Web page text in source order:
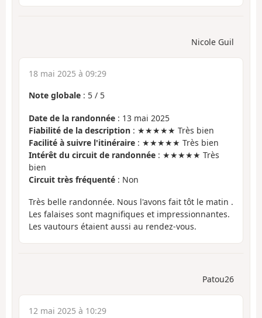
Nicole Guil
18 mai 2025 à 09:29
Note globale : 5 / 5
Date de la randonnée : 13 mai 2025
Fiabilité de la description : ★★★★★ Très bien
Facilité à suivre l'itinéraire : ★★★★★ Très bien
Intérêt du circuit de randonnée : ★★★★★ Très
bien
Circuit très fréquenté : Non
Très belle randonnée. Nous l'avons fait tôt le matin .
Les falaises sont magnifiques et impressionnantes.
Les vautours étaient aussi au rendez-vous.
Patou26
12 mai 2025 à 10:29